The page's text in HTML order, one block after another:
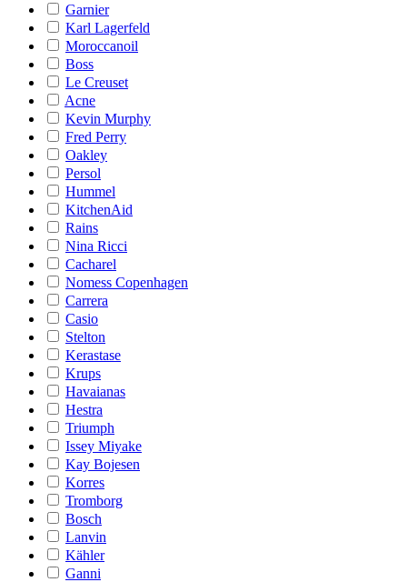
Garnier
Karl Lagerfeld
Moroccanoil
Boss
Le Creuset
Acne
Kevin Murphy
Fred Perry
Oakley
Persol
Hummel
KitchenAid
Rains
Nina Ricci
Cacharel
Nomess Copenhagen
Carrera
Casio
Stelton
Kerastase
Krups
Havaianas
Hestra
Triumph
Issey Miyake
Kay Bojesen
Korres
Tromborg
Bosch
Lanvin
Kähler
Ganni